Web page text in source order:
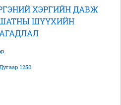
ХЭРГИЙН ДАВЖ
ШҮҮХИЙН
1250